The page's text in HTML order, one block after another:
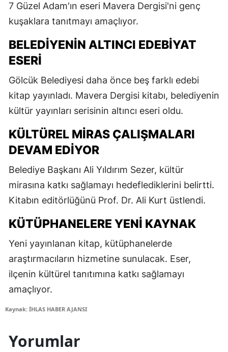
7 Güzel Adam'ın eseri Mavera Dergisi'ni genç
kuşaklara tanıtmayı amaçlıyor.
BELEDIYENIN ALTINCI EDEBIYAT
ESERI
Gölcük Belediyesi daha önce beş farklı edebi
kitap yayınladı. Mavera Dergisi kitabı, belediyenin
kültür yayınları serisinin altıncı eseri oldu.
KÜLTÜREL MIRAS ÇALIŞMALARI
DEVAM EDIYOR
Belediye Başkanı Ali Yıldırım Sezer, kültür
mirasına katkı sağlamayı hedeflediklerini belirtti.
Kitabın editörlüğünü Prof. Dr. Ali Kurt üstlendi.
KÜTÜPHANELERE YENI KAYNAK
Yeni yayınlanan kitap, kütüphanelerde
araştırmacıların hizmetine sunulacak. Eser,
ilçenin kültürel tanıtımına katkı sağlamayı
amaçlıyor.
Kaynak: İHLAS HABER AJANSI
Yorumlar